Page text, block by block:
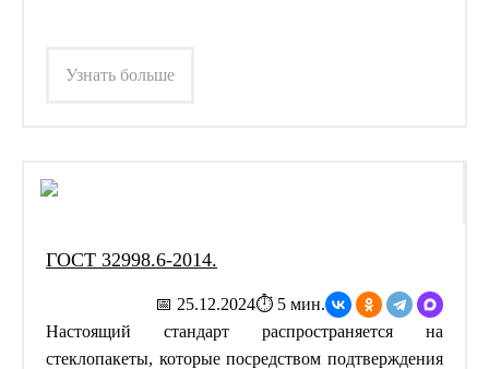
Узнать больше
ГОСТ 32998.6-2014.
📅 25.12.2024⏱ 5 мин.
Настоящий стандарт распространяется на
стеклопакеты, которые посредством подтверждения